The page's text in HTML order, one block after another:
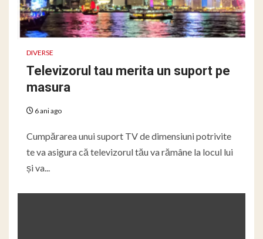
DIVERSE
Televizorul tau merita un suport pe
masura
6 ani ago
Cumpărarea unui suport TV de dimensiuni potrivite
te va asigura că televizorul tău va rămâne la locul lui
și va...